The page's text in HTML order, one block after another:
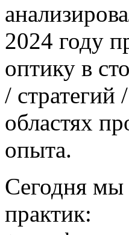
2024 году
оптику в
/
областях
опыта.
Сегодня мы
практик: